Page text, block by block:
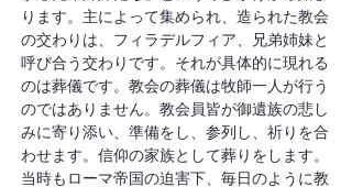
ります。主によって集められ、造られた教会
の交わりは、フィラデルフィア、兄弟姉妹と
呼び合う交わりです。それが具体的に現れる
のは葬儀です。教会の葬儀は牧師一人が行う
のではありません。教会員皆が御遺族の悲し
みに寄り添い、準備をし、参列し、祈りを合
わせます。信仰の家族として葬りをします。
当時もローマ帝国の迫害下、毎日のように教